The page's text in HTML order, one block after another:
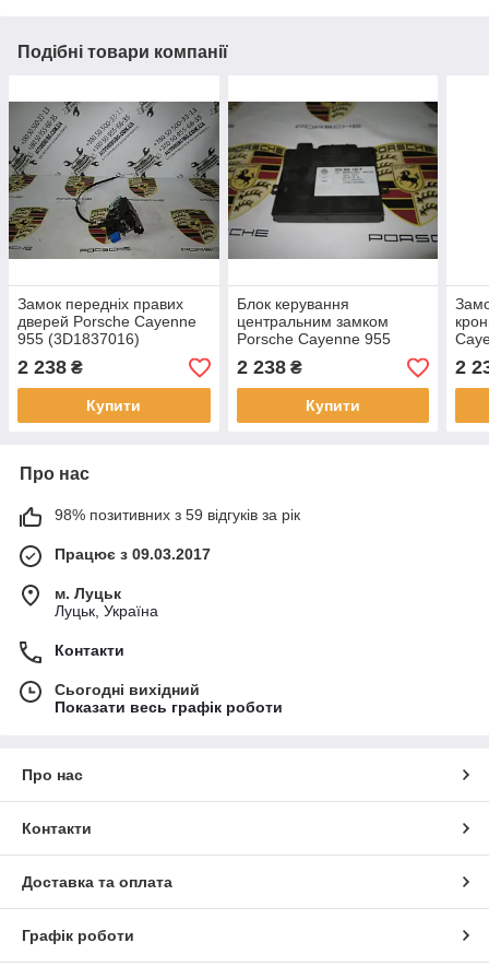
Подібні товари компанії
Замок передніх правих
дверей Porsche Cayenne
955 (3D1837016)
2 238 ₴
Купити
Блок керування
центральним замком
Porsche Cayenne 955
(3D0909135P)
2 238₴
Купити
2
Про нас
98% позитивних з 59 відгуків за рік
Працює з 09.03.2017
м. Луцьк
Луцьк, Україна
Контакти
Сьогодні вихідний
Показати весь графік роботи
Про нас
Контакти
Доставка та оплата
Графік роботи